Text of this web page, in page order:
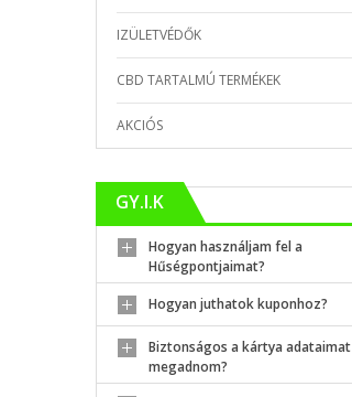
IZÜLETVÉDŐK
CBD TARTALMÚ TERMÉKEK
AKCIÓS
GY.I.K
Hogyan használjam fel a
Hűségpontjaimat?
Hogyan juthatok kuponhoz?
Biztonságos a kártya adataimat
megadnom?